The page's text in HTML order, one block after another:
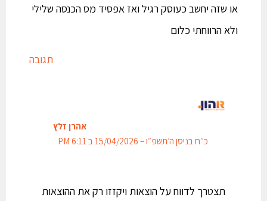
או שזה יחשב כעוסק רגיל ואז אפסיד מס הכנסה שלילי
ולא הרווחתי כלום
תגובה
אהרן זלץ
כ״ח בניסן ה׳תשפ״ו – 15/04/2026 ב 6:11 PM
תצטרך לדווח על הוצאות ויקזזו רק את ההוצאות